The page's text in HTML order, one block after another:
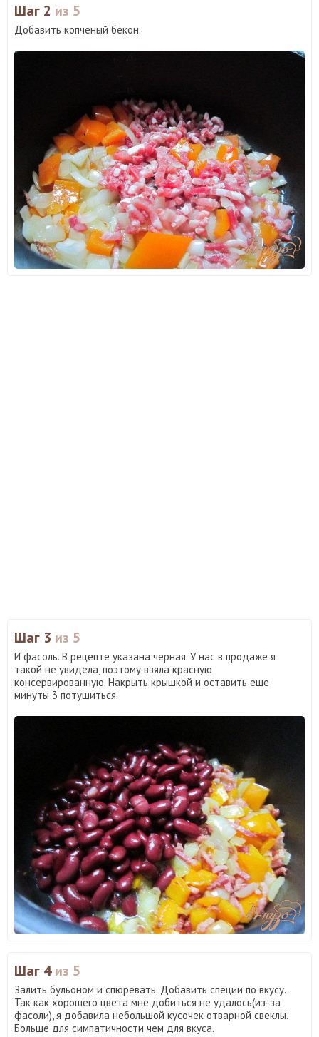
Шаг 2 из 5
Добавить копченый бекон.
Шаг 3 из 5
И фасоль. В рецепте указана черная. У нас в продаже я
такой не увидела, поэтому взяла красную
консервированную. Накрыть крышкой и оставить еще
минуты 3 потушиться.
Шаг 4из 5
Залить бульоном и спюревать. Добавить специи по вкусу.
Так как хорошего цвета мне добиться не удалось(из-за
фасоли), я добавила небольшой кусочек отварной свеклы.
Больше для симпатичности чем для вкуса.